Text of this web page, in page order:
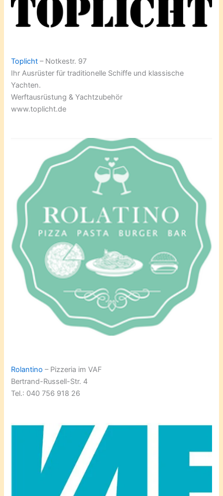
Toplicht – Notkestr. 97
Ihr Ausrüster für traditionelle Schiffe und klassische
Yachten.
Werftausrüstung & Yachtzubehör
www.toplicht.de
Rolantino – Pizzeria im VAF
Bertrand-Russell-Str. 4
Tel.: 040 756 918 26